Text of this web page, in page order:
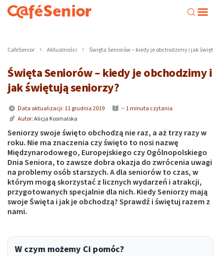
CafeSenior Aktualności Święta Seniorów – kiedy je obchodzimy i jak
Święta Seniorów – kiedy je obchodzimy i
jak świętują seniorzy?
Data aktualizacji: 11 grudnia 2019
~ 1 minuta czytania
Autor:Alicja Kosmalska
Seniorzy swoje święto obchodzą nie raz, a aż trzy razy w
roku. Nie ma znaczenia czy święto to nosi nazwę
Międzynarodowego, Europejskiego czy Ogólnopolskiego
Dnia Seniora, to zawsze dobra okazja do zwrócenia uwagi
na problemy osób starszych. A dla seniorów to czas, w
którym mogą skorzystać z licznych wydarzeń i atrakcji,
przygotowanych specjalnie dla nich. Kiedy Seniorzy mają
swoje Święta i jak je obchodzą? Sprawdź i świętuj razem z
nami.
W czym możemy Ci pomóc?